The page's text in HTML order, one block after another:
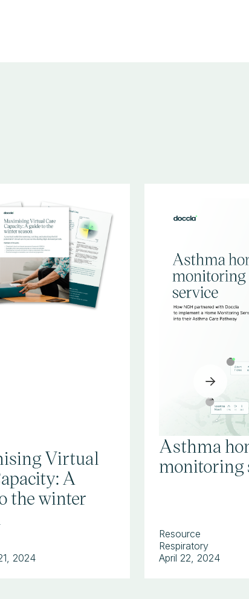
Virtual
A
the winter
2024
Asthma
monitoring
Resource
Respiratory
April 22, 2024